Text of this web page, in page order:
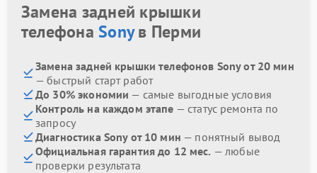
Замена задней крышки
телефонаSonyв Перми
Замена задней крышки телефонов Sony от 20 мин
— быстрый старт работ
До 30% экономии — самые выгодные условия
Контроль на каждом этапе — статус ремонта по
запросу
Диагностика Sony от 10 мин — понятный вывод
Официальная гарантия до 12 мес. — любые
проверки результата